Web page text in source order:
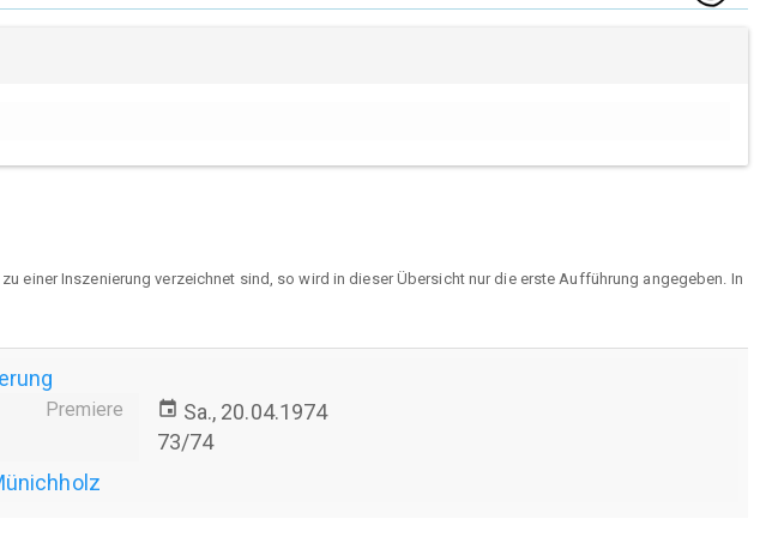
einer Inszenierung verzeichnet sind, so wird in dieser Übersicht nur die erste Aufführung angegeben. In
Premiere event Sa., 20.04.1974
73/74